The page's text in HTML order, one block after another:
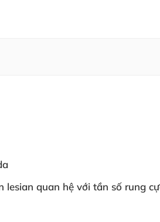
quan hệ với tần số rung